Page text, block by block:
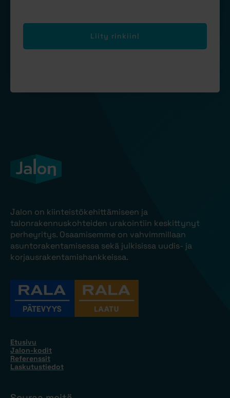
Liity rinkiin!
Jalon on kiinteistökehittämiseen ja
talonrakennuskohteiden urakointiin keskittynyt
perheyritys. Osaamisemme on vahvimmillaan
asuntorakentamisessa sekä julkisissa uudis- ja
korjausrakentamishankkeissa.
Etusivu
Jalon-kodit
Referenssit
Laskutustiedot